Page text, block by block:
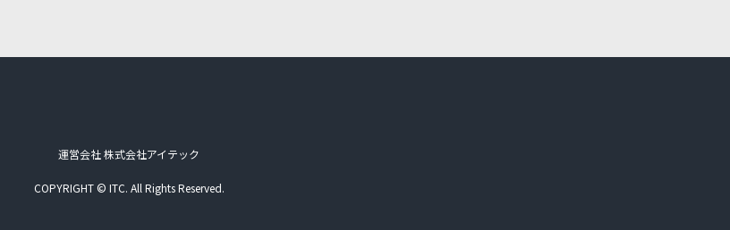
運営会社 株式会社アイテック
COPYRIGHT © ITC. All Rights Reserved.